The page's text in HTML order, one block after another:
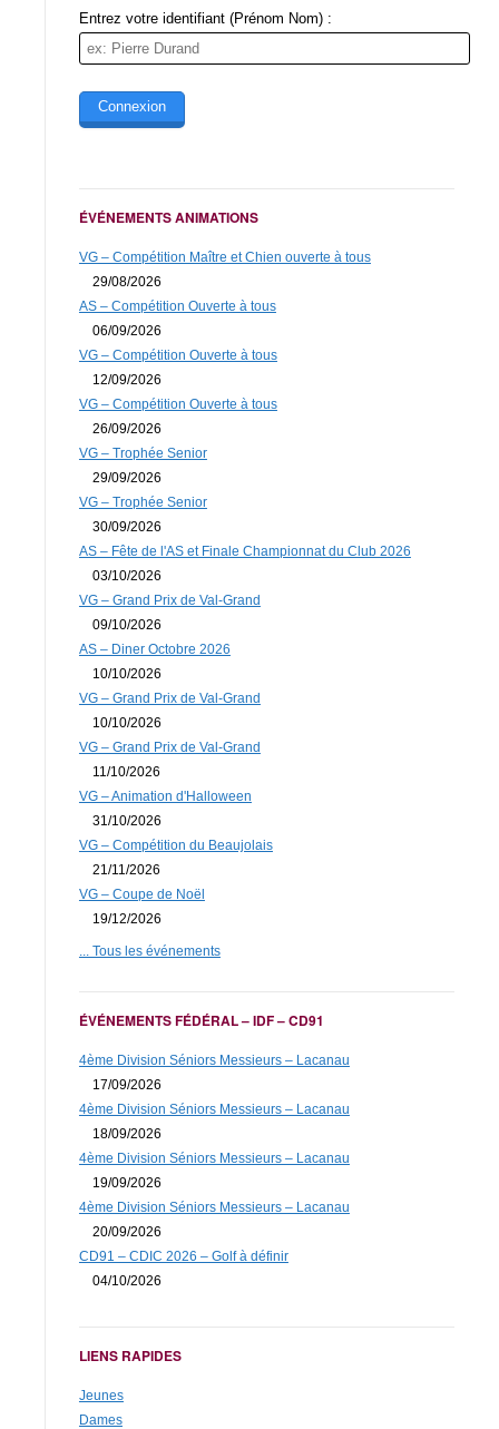
Couleur du soleil
Entrez votre identifiant (Prénom Nom) :
ÉVÉNEMENTS ANIMATIONS
VG – Compétition Maître et Chien ouverte à tous
29/08/2026
AS – Compétition Ouverte à tous
06/09/2026
VG – Compétition Ouverte à tous
12/09/2026
VG – Compétition Ouverte à tous
26/09/2026
VG – Trophée Senior
29/09/2026
VG – Trophée Senior
30/09/2026
AS – Fête de l'AS et Finale Championnat du Club 2026
03/10/2026
VG – Grand Prix de Val-Grand
09/10/2026
AS – Diner Octobre 2026
10/10/2026
VG – Grand Prix de Val-Grand
10/10/2026
VG – Grand Prix de Val-Grand
11/10/2026
VG – Animation d'Halloween
31/10/2026
VG – Compétition du Beaujolais
21/11/2026
VG – Coupe de Noël
19/12/2026
... Tous les événements
ÉVÉNEMENTS FÉDÉRAL – IDF – CD91
4ème Division Séniors Messieurs – Lacanau
17/09/2026
4ème Division Séniors Messieurs – Lacanau
18/09/2026
4ème Division Séniors Messieurs – Lacanau
19/09/2026
4ème Division Séniors Messieurs – Lacanau
20/09/2026
CD91 – CDIC 2026 – Golf à définir
04/10/2026
LIENS RAPIDES
Jeunes
Dames